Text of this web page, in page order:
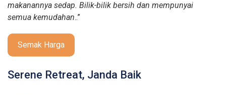
makanannya sedap. Bilik-bilik bersih dan mempunyai
semua kemudahan..”
Semak Harga
Serene Retreat, Janda Baik